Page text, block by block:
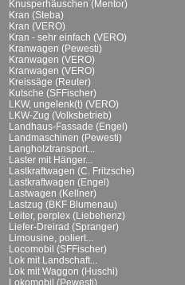
Knusperhäuschen (Mentor)
Kran (Steba)
Kran (VERO)
Kran - sehr einfach (VERO)
Kranwagen (Pewesti)
Kranwagen (VERO)
Kranwagen (VERO)
Kreissäge (Reuter)
Kutsche (SFFischer)
LKW, ungelenk(t) (VERO)
LKW-Zug (Volksbetrieb)
Landhaus-Fassade (Engel)
Landmaschinen (Pewesti)
Langholztransport...
Laster mit Hänger...
Lastkraftwagen (C. Fritzsche)
Lastkraftwagen (Engel)
Lastwagen (Kellner)
Lastzug (BKF Blumenau)
Leiter, perplex (Liebehenz)
Liefer-Dreirad (Spranger)
Limousine, poliert...
Locomobil (SFFischer)
Lok mit Landschaft...
Lok mit Waggon (Huschi)
Lokomobil (Pewesti)